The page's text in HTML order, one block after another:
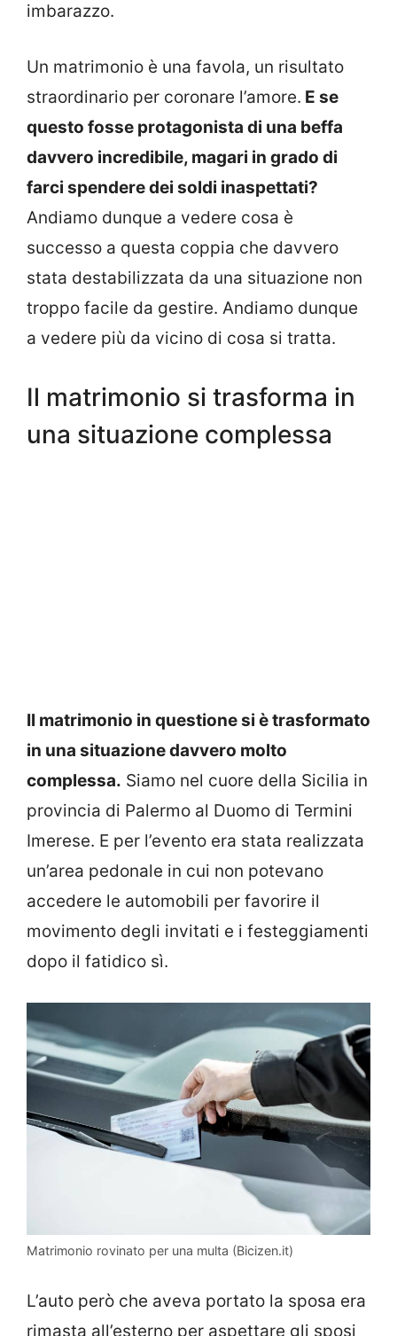
imbarazzo.
Un matrimonio è una favola, un risultato
straordinario per coronare l’amore. E se
questo fosse protagonista di una beffa
davvero incredibile, magari in grado di
farci spendere dei soldi inaspettati?
Andiamo dunque a vedere cosa è
successo a questa coppia che davvero
stata destabilizzata da una situazione non
troppo facile da gestire. Andiamo dunque
a vedere più da vicino di cosa si tratta.
Il matrimonio si trasforma in
una situazione complessa
Il matrimonio in questione si è trasformato
in una situazione davvero molto
complessa. Siamo nel cuore della Sicilia in
provincia di Palermo al Duomo di Termini
Imerese. E per l’evento era stata realizzata
un’area pedonale in cui non potevano
accedere le automobili per favorire il
movimento degli invitati e i festeggiamenti
dopo il fatidico sì.
Matrimonio rovinato per una multa (Bicizen.it)
L’auto però che aveva portato la sposa era
rimasta all’esterno per aspettare gli sposi